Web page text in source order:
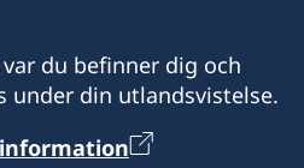
du befinner dig och
under din utlandsvistelse.